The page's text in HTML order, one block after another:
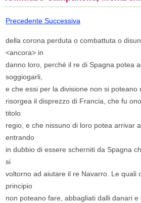
PrecedenteSuccessiva
della corona perduta o combattuta o
<ancora> in
danno loro, perché il re di Spagna potea
soggiogarli,
e che essi per la divisione non si poteano
risorgea il disprezzo di Francia, che fu
titolo
regio, e che nissuno di loro potea arrivar
entrando
in dubbio di essere scherniti da Spagna
si
voltorno ad aiutare il re Navarro. Le quali
principio
non poteano fare, abbagliati dalli danari